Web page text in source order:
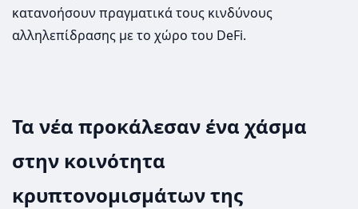
κατανοήσουν πραγματικά τους κινδύνους
αλληλεπίδρασης με το χώρο του DeFi.
Τα νέα προκάλεσαν ένα χάσμα
στην κοινότητα
κρυπτονομισμάτων της